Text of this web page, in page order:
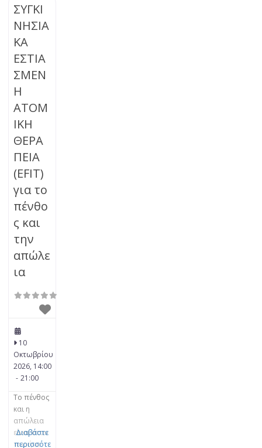
ΣΥΓΚΙ
ΝΗΣΙΑ
ΚΑ
ΕΣΤΙΑ
ΣΜΕΝ
Η
ΑΤΟΜ
ΙΚΗ
ΘΕΡΑ
ΠΕΙΑ
(EFIT)
για το
πένθο
ς και
την
απώλε
ια
10
Οκτωβρίου
2026, 14:00
- 21:00
Το πένθος
και η
απώλεια
είναι στον
πυρήνα
Διαβάστε
περισσότε